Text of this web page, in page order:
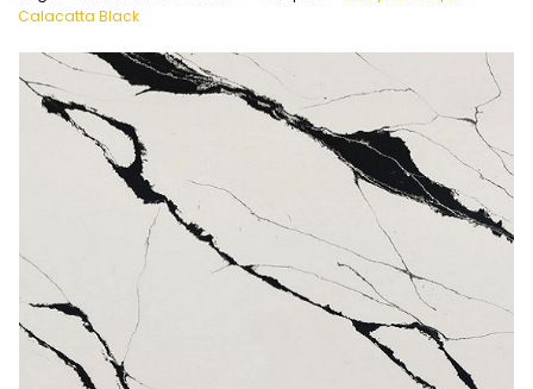
Calacatta Black